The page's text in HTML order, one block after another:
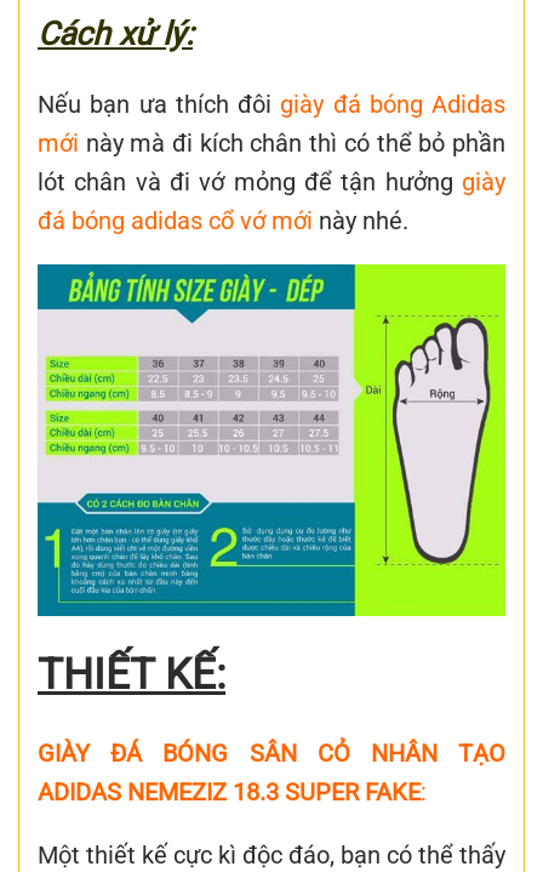
Cách xử lý:
Nếu bạn ưa thích đôi giày đá bóng Adidas
mới này mà đi kích chân thì có thể bỏ phần
lót chân và đi vớ mỏng để tận hưởng giày
đá bóng adidas cổ vớ mới này nhé.
THIẾT KẾ:
GIÀY ĐÁ BÓNG SÂN CỎ NHÂN TẠO
ADIDAS NEMEZIZ 18.3 SUPER FAKE:
Một thiết kế cực kì độc đáo, bạn có thể thấy